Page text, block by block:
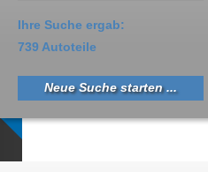
Ihre Suche ergab:
739 Autoteile
Neue Suche starten ...